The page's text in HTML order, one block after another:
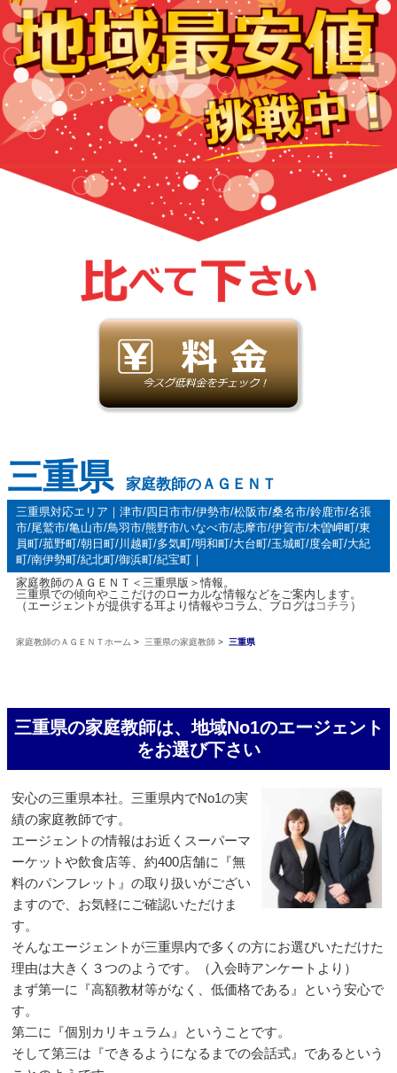
三重県 家庭教師のＡＧＥＮＴ
三重県対応エリア｜津市/四日市市/伊勢市/松阪市/桑名市/鈴鹿市/名張
市/尾鷲市/亀山市/鳥羽市/熊野市/いなべ市/志摩市/伊賀市/木曽岬町/東
員町/菰野町/朝日町/川越町/多気町/明和町/大台町/玉城町/度会町/大紀
町/南伊勢町/紀北町/御浜町/紀宝町｜
家庭教師のＡＧＥＮＴ＜三重県版＞情報。
三重県での傾向やここだけのローカルな情報などをご案内します。
（エージェントが提供する耳より情報やコラム、ブログは コチラ ）
家庭教師のＡＧＥＮＴホーム > 三重県の家庭教師 > 三重県
三重県の家庭教師は、地域No1のエージェント
をお選び下さい
安心の三重県本社。三重県内でNo1の実
績の家庭教師です。
エージェントの情報はお近くスーパーマ
ーケットや飲食店等、約400店舗に『無
料のパンフレット』の取り扱いがござい
ますので、お気軽にご確認いただけま
す。
そんなエージェントが三重県内で多くの方にお選びいただけた
理由は大きく３つのようです。（入会時アンケートより）
まず第一に『高額教材等がなく、低価格である』という安心で
す。
第二に『個別カリキュラム』ということです。
そして第三は『できるようになるまでの会話式』であるという